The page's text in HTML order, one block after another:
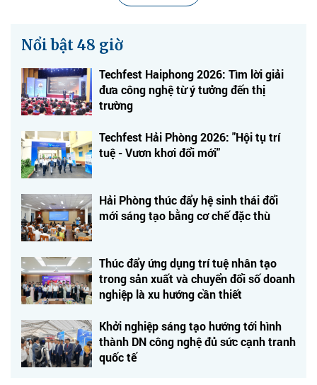
Nổi bật 48 giờ
Techfest Haiphong 2026: Tìm lời giải
đưa công nghệ từ ý tưởng đến thị
trường
Techfest Hải Phòng 2026: "Hội tụ trí
tuệ - Vươn khơi đổi mới"
Hải Phòng thúc đẩy hệ sinh thái đổi
mới sáng tạo bằng cơ chế đặc thù
Thúc đẩy ứng dụng trí tuệ nhân tạo
trong sản xuất và chuyển đổi số doanh
nghiệp là xu hướng cần thiết
Khởi nghiệp sáng tạo hướng tới hình
thành DN công nghệ đủ sức cạnh tranh
quốc tế